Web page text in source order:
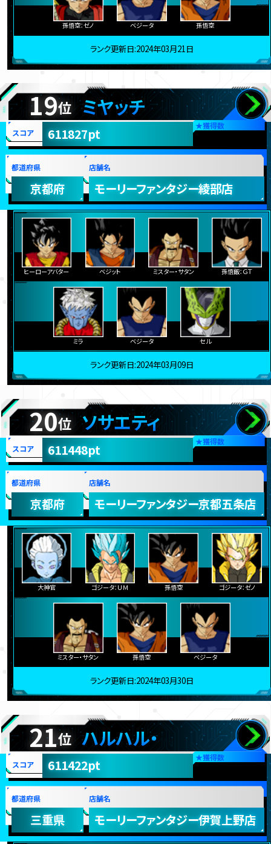
孫悟空：ゼノ ベジータ 孫悟空
ランク更新日:2024年03月21日
19位 ミヤッチ
★獲得数
スコア 611827pt
都道府県
京都府
店舗名
モーリーファンタジー綾部店
ヒーローアバター ベジット ミスター・サタン 孫悟飯：ＧＴ
ミラ ベジータ セル
ランク更新日:2024年03月09日
20位 ソサエティ
★獲得数
スコア 611448pt
都道府県
京都府
店舗名
モーリーファンタジー京都五条店
大神官 ゴジータ：ＵＭ 孫悟空 ゴジータ：ゼノ
ミスター・サタン 孫悟空 ベジータ
ランク更新日:2024年03月30日
21位 ハルハル・
★獲得数
スコア 611422pt
都道府県
三重県
店舗名
モーリーファンタジー伊賀上野店